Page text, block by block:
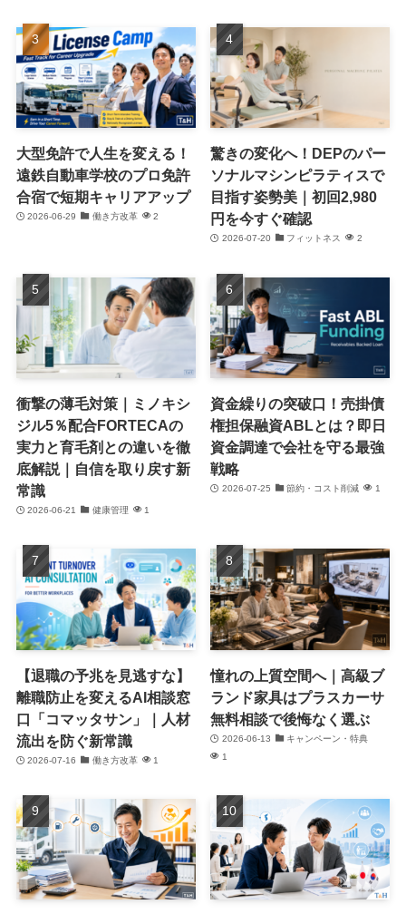
大型免許で人生を変える！
遠鉄自動車学校のプロ免許
合宿で短期キャリアアップ
2026-06-29 働き方改革 2
驚きの変化へ！DEPのパー
ソナルマシンピラティスで
目指す姿勢美｜初回2,980
円を今すぐ確認
2026-07-20 フィットネス 2
衝撃の薄毛対策｜ミノキシ
ジル5％配合FORTECAの
実力と育毛剤との違いを徹
底解説｜自信を取り戻す新
常識
2026-06-21 健康管理 1
資金繰りの突破口！売掛債
権担保融資ABLとは？即日
資金調達で会社を守る最強
戦略
2026-07-25 節約・コスト削減 1
【退職の予兆を見逃すな】
離職防止を変えるAI相談窓
口「コマッタサン」｜人材
流出を防ぐ新常識
2026-07-16 働き方改革 1
憧れの上質空間へ｜高級ブ
ランド家具はプラスカーサ
無料相談で後悔なく選ぶ
2026-06-13
キャンペーン・特典
1